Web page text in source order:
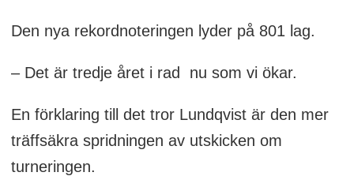
Den nya rekordnoteringen lyder på 801 lag.
– Det är tredje året i rad nu som vi ökar.
En förklaring till det tror Lundqvist är den mer
träffsäkra spridningen av utskicken om
turneringen.